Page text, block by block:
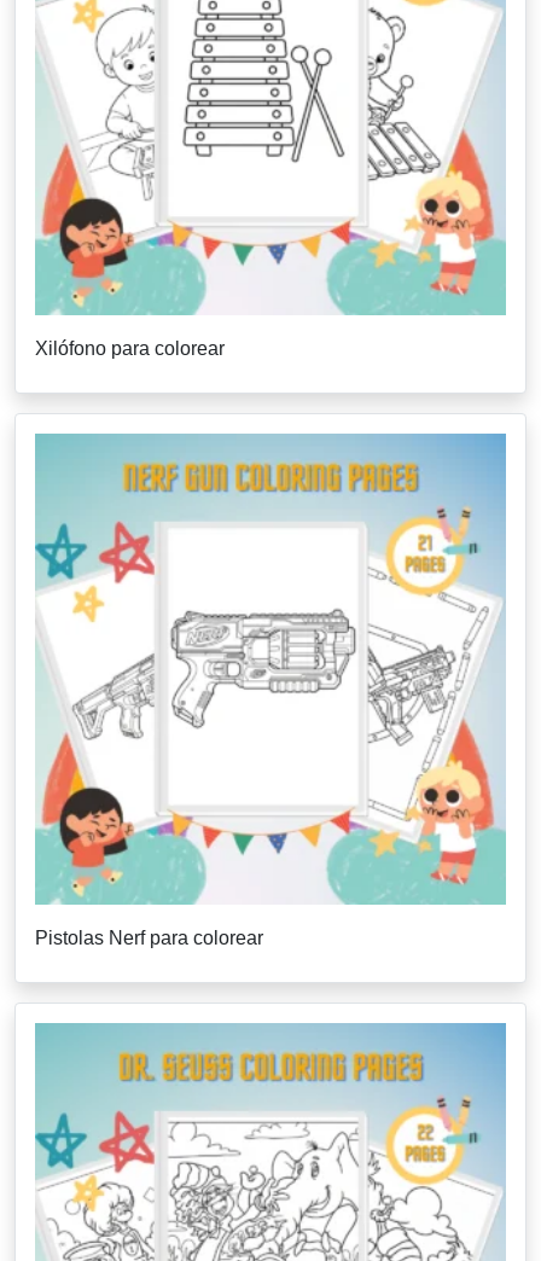
Xilófono para colorear
Pistolas Nerf para colorear